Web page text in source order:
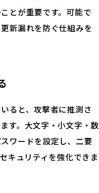
とが重要です。可能で
新漏れを防ぐ仕組みを
ると、攻撃者に推測さ
す。大文字・小文字・数
ワードを設定し、二要
キュリティを強化できま